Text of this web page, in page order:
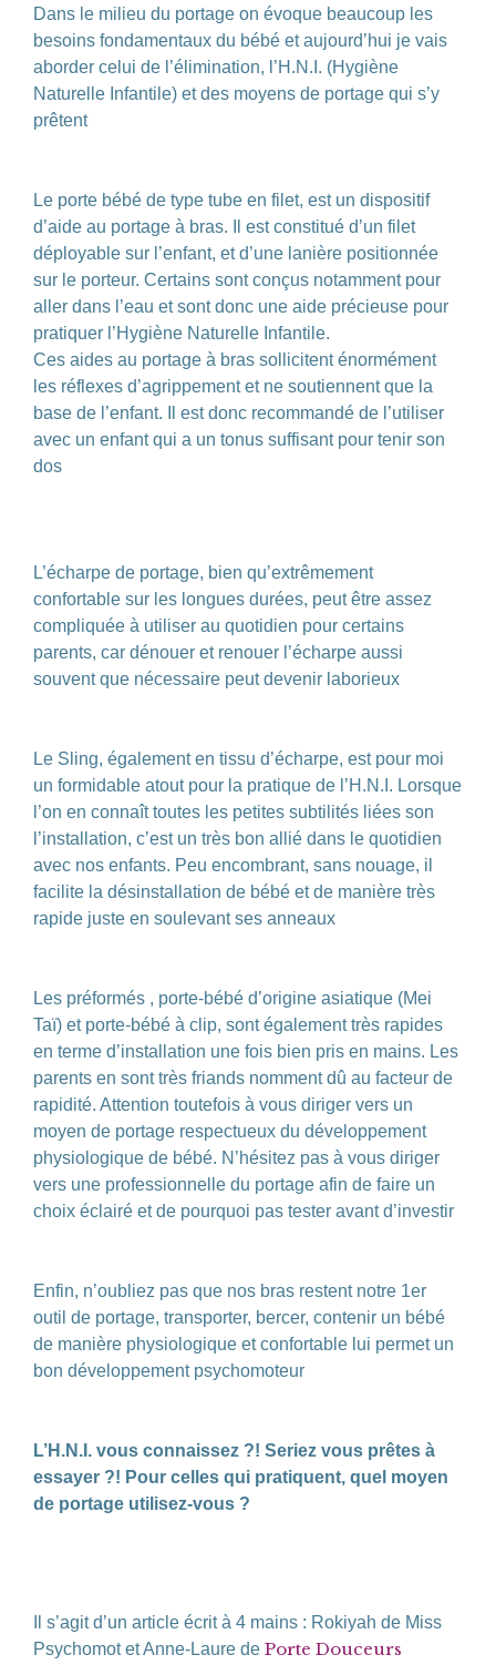
Dans le milieu du portage on évoque beaucoup les
besoins fondamentaux du bébé et aujourd’hui je vais
aborder celui de l’élimination, l’H.N.I. (Hygiène
Naturelle Infantile) et des moyens de portage qui s’y
prêtent
Le porte bébé de type tube en filet, est un dispositif
d’aide au portage à bras. Il est constitué d’un filet
déployable sur l’enfant, et d’une lanière positionnée
sur le porteur. Certains sont conçus notamment pour
aller dans l’eau et sont donc une aide précieuse pour
pratiquer l’Hygiène Naturelle Infantile.
Ces aides au portage à bras sollicitent énormément
les réflexes d’agrippement et ne soutiennent que la
base de l’enfant. Il est donc recommandé de l’utiliser
avec un enfant qui a un tonus suffisant pour tenir son
dos
L’écharpe de portage, bien qu’extrêmement
confortable sur les longues durées, peut être assez
compliquée à utiliser au quotidien pour certains
parents, car dénouer et renouer l’écharpe aussi
souvent que nécessaire peut devenir laborieux
Le Sling, également en tissu d’écharpe, est pour moi
un formidable atout pour la pratique de l’H.N.I. Lorsque
l’on en connaît toutes les petites subtilités liées son
l’installation, c’est un très bon allié dans le quotidien
avec nos enfants. Peu encombrant, sans nouage, il
facilite la désinstallation de bébé et de manière très
rapide juste en soulevant ses anneaux
Les préformés , porte-bébé d’origine asiatique (Mei
Taï) et porte-bébé à clip, sont également très rapides
en terme d’installation une fois bien pris en mains. Les
parents en sont très friands nomment dû au facteur de
rapidité. Attention toutefois à vous diriger vers un
moyen de portage respectueux du développement
physiologique de bébé. N’hésitez pas à vous diriger
vers une professionnelle du portage afin de faire un
choix éclairé et de pourquoi pas tester avant d’investir
Enfin, n’oubliez pas que nos bras restent notre 1er
outil de portage, transporter, bercer, contenir un bébé
de manière physiologique et confortable lui permet un
bon développement psychomoteur
L’H.N.I. vous connaissez ?! Seriez vous prêtes à
essayer ?! Pour celles qui pratiquent, quel moyen
de portage utilisez-vous ?
Il s’agit d’un article écrit à 4 mains : Rokiyah de Miss
Psychomot et Anne-Laure de Porte Douceurs